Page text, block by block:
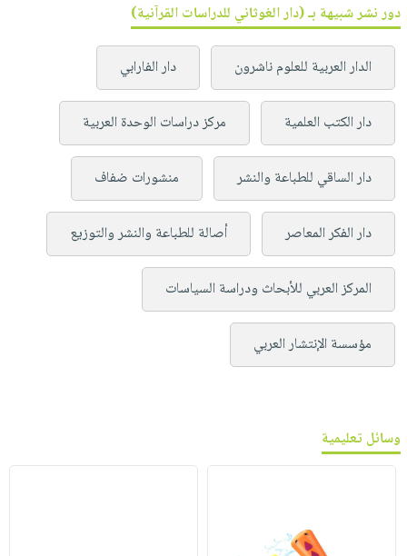
دور نشر شبيهة بـ (دار الغوثاني للدراسات القرآنية)
الدار العربية للعلوم ناشرون دار الفارابي
دار الكتب العلمية مركز دراسات الوحدة العربية
دار الساقي للطباعة والنشر منشورات ضفاف
دار الفكر المعاصر أصالة للطباعة والنشر والتوزيع
المركز العربي للأبحاث ودراسة السياسات
مؤسسة الإنتشار العربي
وسائل تعليمية